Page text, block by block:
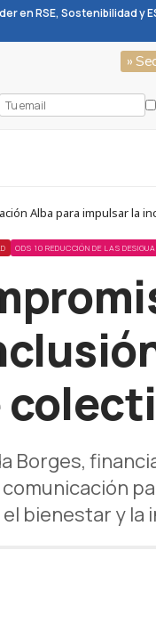
en RSE, Sostenibilidad y
»
Alba para impulsar la
ODS 10 REDUCCIÓN DE LAS
Borges,
bienestar y la